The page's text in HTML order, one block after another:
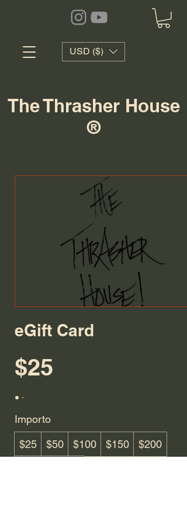
USD ($)
The Thrasher House
®
eGift Card
$25
Importo
$25 $50 $100 $150
$200